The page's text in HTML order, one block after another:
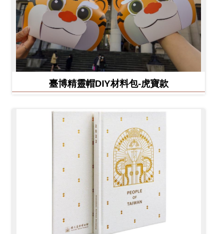
臺博精靈帽DIY材料包-虎寶款